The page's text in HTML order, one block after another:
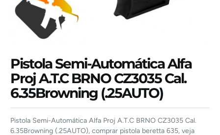
Pistola Semi-Automática Alfa
Proj A.T.C BRNO CZ3035 Cal.
6.35Browning (.25AUTO)
Pistola Semi-Automática Alfa Proj A.T.C BRNO CZ3035 Cal.
6.35Browning (.25AUTO), comprar pistola beretta 635, veja